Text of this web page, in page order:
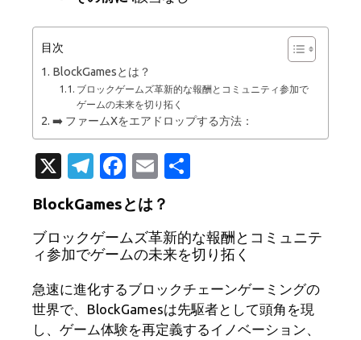
目次
BlockGamesとは？
ブロックゲームズ革新的な報酬とコミュニティ参加で
ゲームの未来を切り拓く
➡️ ファームXをエアドロップする方法：
X
T
e
gr
a
m
Fa
c
e
b
o
o
k
E
m
ail
BlockGamesとは？
ブロックゲームズ革新的な報酬とコミュニテ
ィ参加でゲームの未来を切り拓く
急速に進化するブロックチェーンゲーミングの
世界で、BlockGamesは先駆者として頭角を現
し、ゲーム体験を再定義するイノベーション、